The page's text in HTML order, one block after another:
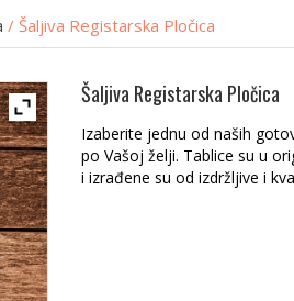
/ Šaljiva Registarska Pločica
Šaljiva Registarska Pločica
Izaberite jednu od naših
po Vašoj želji. Tablice su u
i izrađene su od izdržljive i